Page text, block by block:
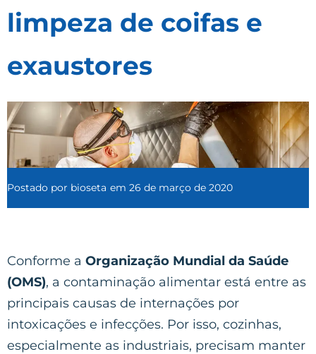
limpeza de coifas e
exaustores
Postado por bioseta em 26 de março de 2020
Conforme a Organização Mundial da Saúde
(OMS), a contaminação alimentar está entre as
principais causas de internações por
intoxicações e infecções. Por isso, cozinhas,
especialmente as industriais, precisam manter